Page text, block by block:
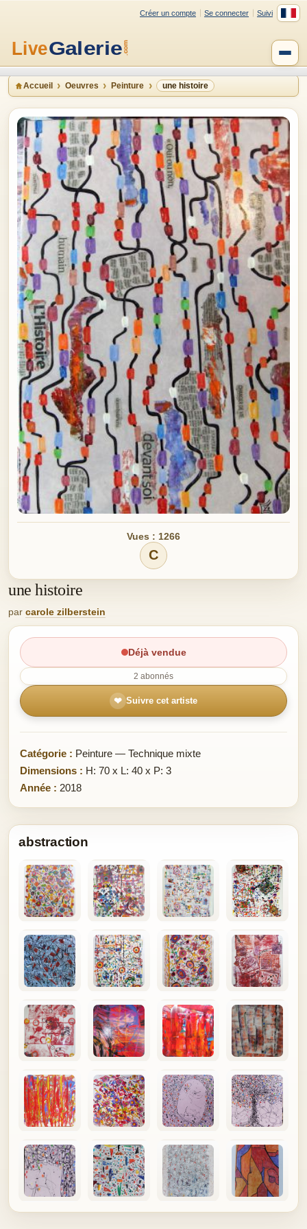
Créer un compte Se connecter Suivi
Accueil Oeuvres Peinture une histoire
Vues : 1266
C
une histoire
par carole zilberstein
Déjà vendue
2 abonnés
❤ Suivre cet artiste
Catégorie : Peinture — Technique mixte
Dimensions : H: 70 x L: 40 x P: 3
Année : 2018
abstraction